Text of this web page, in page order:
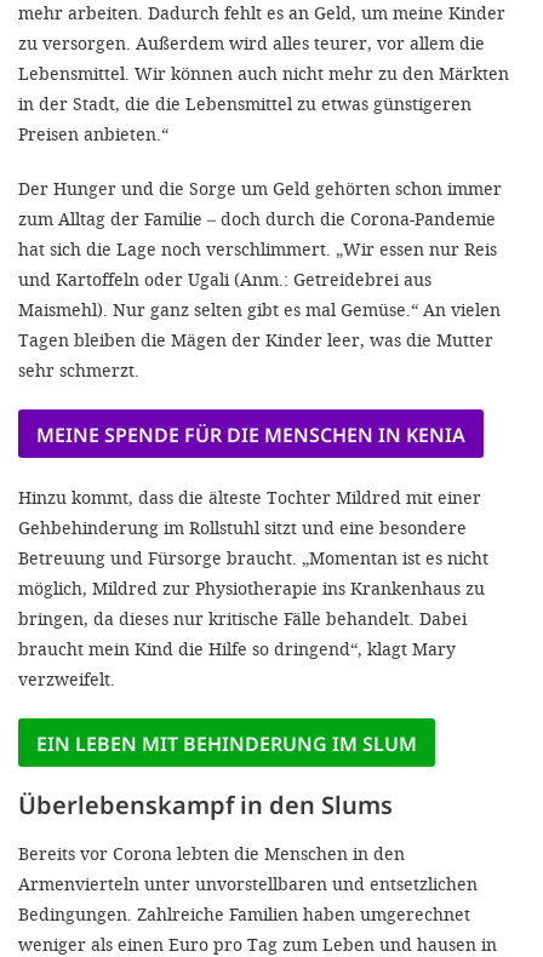
mehr arbeiten. Dadurch fehlt es an Geld, um meine Kinder
zu versorgen. Außerdem wird alles teurer, vor allem die
Lebensmittel. Wir können auch nicht mehr zu den Märkten
in der Stadt, die die Lebensmittel zu etwas günstigeren
Preisen anbieten.“
Der Hunger und die Sorge um Geld gehörten schon immer
zum Alltag der Familie – doch durch die Corona-Pandemie
hat sich die Lage noch verschlimmert. „Wir essen nur Reis
und Kartoffeln oder Ugali (Anm.: Getreidebrei aus
Maismehl). Nur ganz selten gibt es mal Gemüse.“ An vielen
Tagen bleiben die Mägen der Kinder leer, was die Mutter
sehr schmerzt.
MEINE SPENDE FÜR DIE MENSCHEN IN KENIA
Hinzu kommt, dass die älteste Tochter Mildred mit einer
Gehbehinderung im Rollstuhl sitzt und eine besondere
Betreuung und Fürsorge braucht. „Momentan ist es nicht
möglich, Mildred zur Physiotherapie ins Krankenhaus zu
bringen, da dieses nur kritische Fälle behandelt. Dabei
braucht mein Kind die Hilfe so dringend“, klagt Mary
verzweifelt.
EIN LEBEN MIT BEHINDERUNG IM SLUM
Überlebenskampf in den Slums
Bereits vor Corona lebten die Menschen in den
Armenvierteln unter unvorstellbaren und entsetzlichen
Bedingungen. Zahlreiche Familien haben umgerechnet
weniger als einen Euro pro Tag zum Leben und hausen in